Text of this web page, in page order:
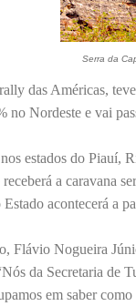
Serra da
das Américas,
no Nordeste e vai
estados do Piauí,
a caravana
acontecerá a
Flávio Nogueira
da Secretaria de
em saber